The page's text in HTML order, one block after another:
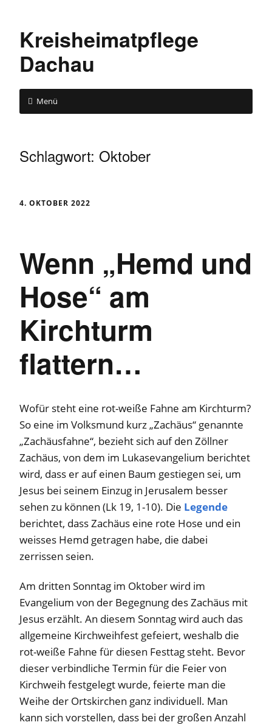
Kreisheimatpflege
Dachau
Menü
Schlagwort: Oktober
4. OKTOBER 2022
Wenn „Hemd und
Hose“ am
Kirchturm
flattern…
Wofür steht eine rot-weiße Fahne am Kirchturm?
So eine im Volksmund kurz „Zachäus“ genannte
„Zachäusfahne“, bezieht sich auf den Zöllner
Zachäus, von dem im Lukasevangelium berichtet
wird, dass er auf einen Baum gestiegen sei, um
Jesus bei seinem Einzug in Jerusalem besser
sehen zu können (Lk 19, 1-10). Die Legende
berichtet, dass Zachäus eine rote Hose und ein
weisses Hemd getragen habe, die dabei
zerrissen seien.
Am dritten Sonntag im Oktober wird im
Evangelium von der Begegnung des Zachäus mit
Jesus erzählt. An diesem Sonntag wird auch das
allgemeine Kirchweihfest gefeiert, weshalb die
rot-weiße Fahne für diesen Festtag steht. Bevor
dieser verbindliche Termin für die Feier von
Kirchweih festgelegt wurde, feierte man die
Weihe der Ortskirchen ganz individuell. Man
kann sich vorstellen, dass bei der großen Anzahl